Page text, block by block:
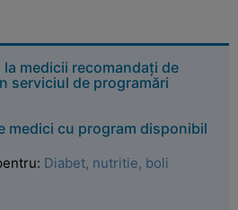
medicii recomandați de
serviciul de programări
medici cu program disponibil
Diabet, nutritie, boli